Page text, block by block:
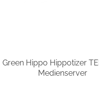
Green Hippo Hippotizer
Medienserver